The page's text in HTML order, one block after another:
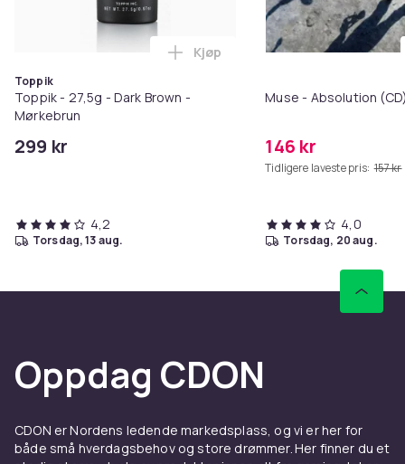
Toppik
Toppik - 27,5g - Dark Brown -
Mørkebrun
299 kr
Legg Toppik - 27,5g - Dark
Kjøp
4,2
torsdag, 13 aug.
Muse - Absolution
146 kr
Tidligere laveste pris: 157 kr
4,0
torsdag, 20 aug.
Oppdag CDON
CDON er Nordens ledende markedsplass, og vi er her for
både små hverdagsbehov og store drømmer. Her finner du et